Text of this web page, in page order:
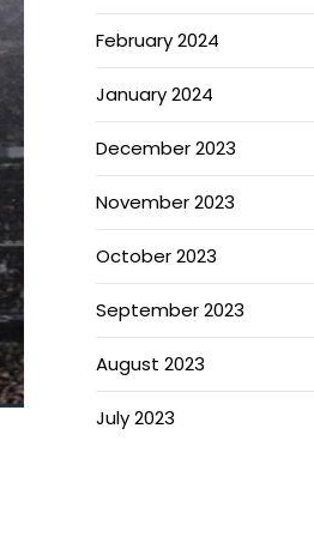
February 2024
January 2024
December 2023
November 2023
October 2023
September 2023
August 2023
July 2023